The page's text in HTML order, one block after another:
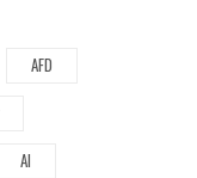
AFD
AI